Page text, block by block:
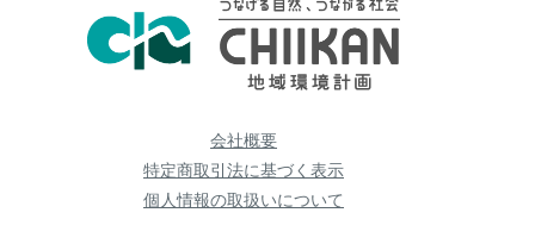
会社概要
特定商取引法に基づく表示
個人情報の取扱いについて